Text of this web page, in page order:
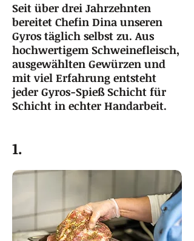
Seit über drei Jahrzehnten
bereitet Chefin Dina unseren
Gyros täglich selbst zu. Aus
hochwertigem Schweinefleisch,
ausgewählten Gewürzen und
mit viel Erfahrung entsteht
jeder Gyros-Spieß Schicht für
Schicht in echter Handarbeit.
1.